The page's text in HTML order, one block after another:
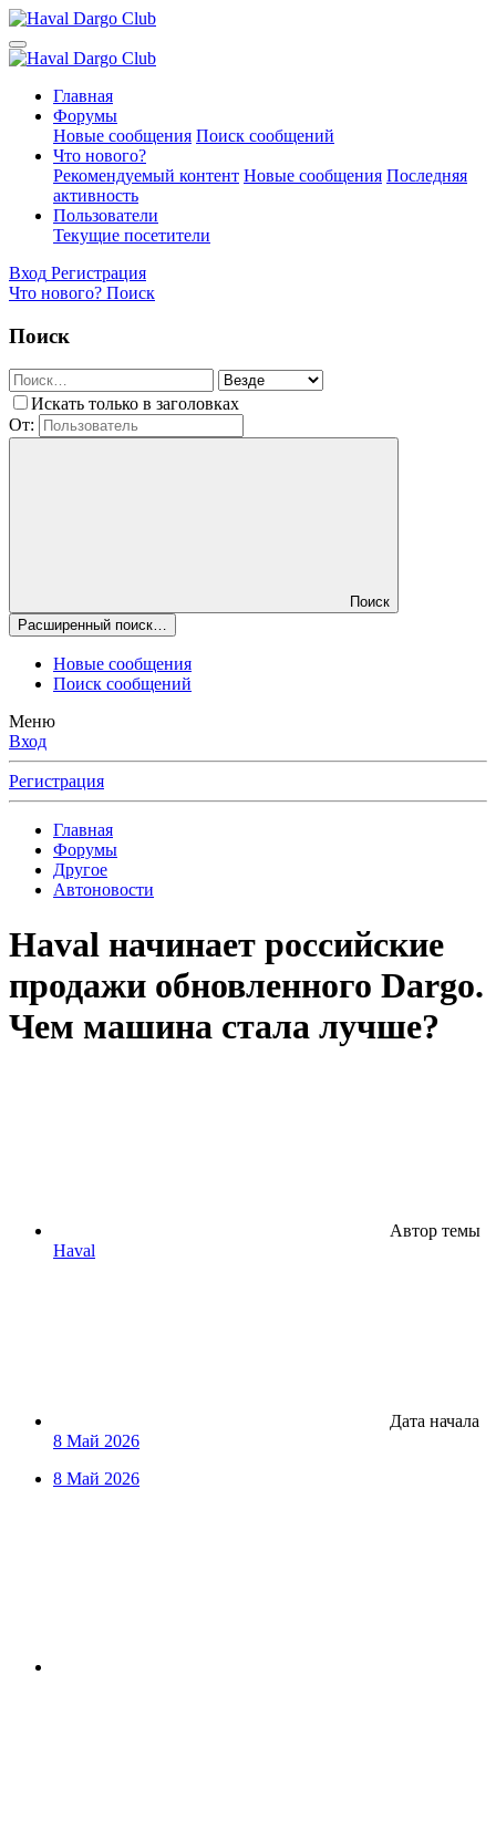
Главная
Форумы
Новые сообщения Поиск сообщений
Что нового?
Рекомендуемый контент Новые сообщения Последняя
активность
Пользователи
Текущие посетители
Вход Регистрация
Что нового? Поиск
Поиск
Искать только в заголовках
От:
Поиск
Расширенный поиск…
Новые сообщения
Поиск сообщений
Меню
Вход
Регистрация
Главная
Форумы
Другое
Автоновости
Haval начинает российские
продажи обновленного Dargo.
Чем машина стала лучше?
Автор темы
Haval
Дата начала
8 Май 2026
8 Май 2026